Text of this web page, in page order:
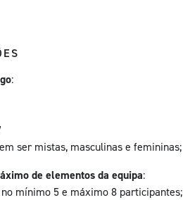
:
ser mistas, masculinas e femininas;
de elementos da equipa:
no mínimo 5 e máximo 8 participantes;